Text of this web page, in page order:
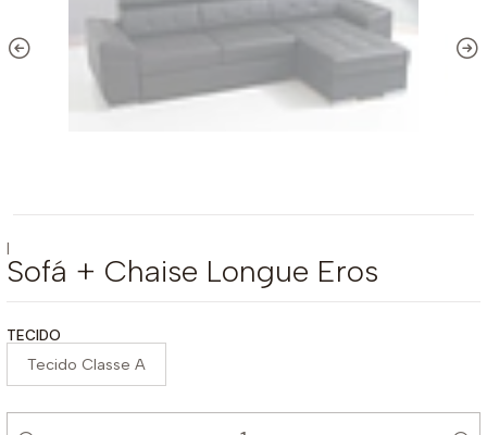
|
Sofá + Chaise Longue Eros
TECIDO
Tecido Classe A